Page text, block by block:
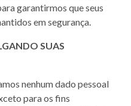
garantirmos que seus
em segurança.
SUAS
nenhum dado pessoal
para os fins